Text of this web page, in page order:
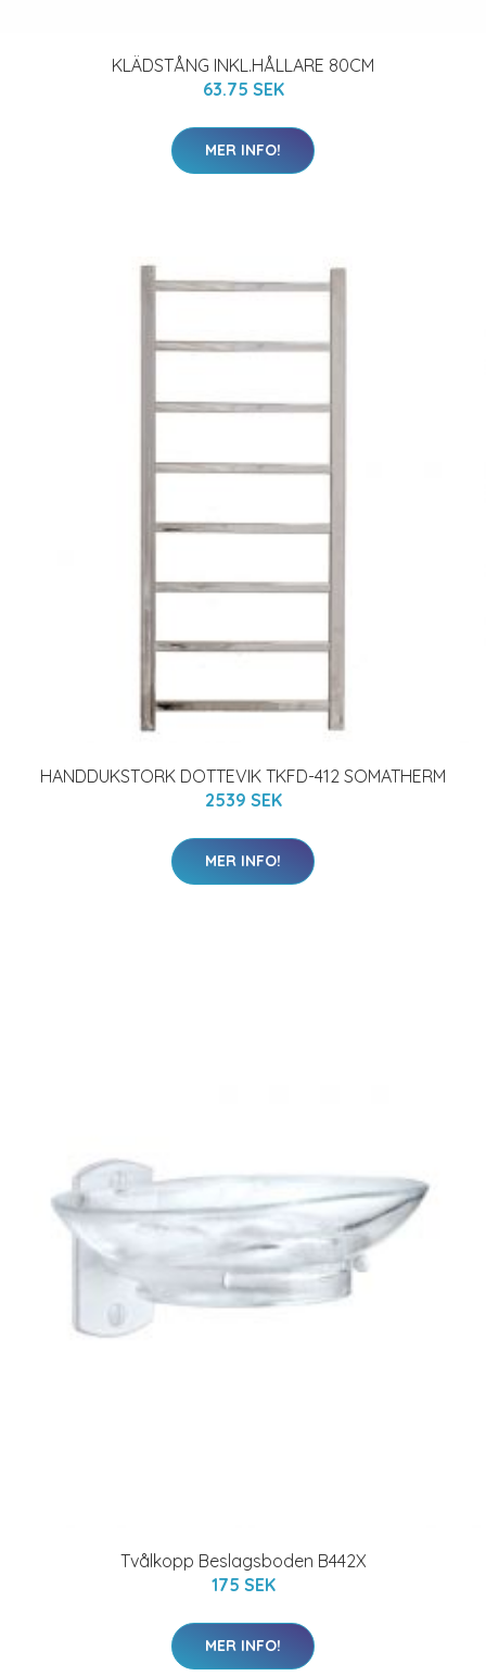
KLÄDSTÅNG INKL.HÅLLARE 80CM
63.75 SEK
MER INFO!
HANDDUKSTORK DOTTEVIK TKFD-412 SOMATHERM
2539 SEK
MER INFO!
Tvålkopp Beslagsboden B442X
175 SEK
MER INFO!